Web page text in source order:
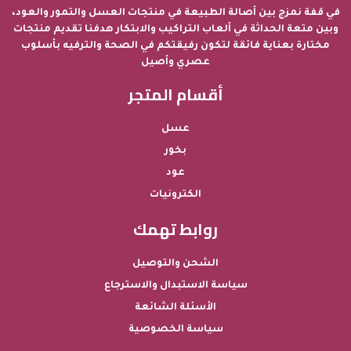
في قفة نمزج بين أصالة الطبيعة في منتجات العسل والتمور والعود،
وبين متعة الحداثة في ألعاب التراكيب والابتكار هدفنا تقديم منتجات
مختارة بعناية فائقة لتكون رفيقتكم في الصحة والترفيه بأسلوب
عصري وأصيل
أقسام المتجر
عسل
بخور
عود
الكترونيات
روابط تهمك
الشحن والتوصيل
سياسة الاستبدال والاسترجاع
الأسئلة الشائعة
سياسة الخصوصية